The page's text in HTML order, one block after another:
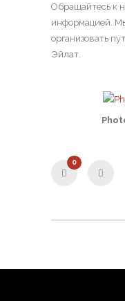
Обращайтесь к
информацией.
организовать
Эйлат.
0